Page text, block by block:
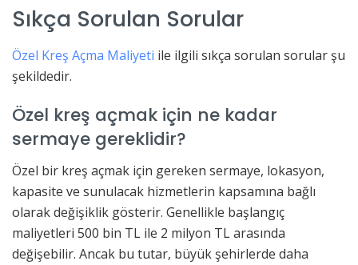
Sıkça Sorulan Sorular
Özel Kreş Açma Maliyeti ile ilgili sıkça sorulan sorular şu
şekildedir.
Özel kreş açmak için ne kadar
sermaye gereklidir?
Özel bir kreş açmak için gereken sermaye, lokasyon,
kapasite ve sunulacak hizmetlerin kapsamına bağlı
olarak değişiklik gösterir. Genellikle başlangıç
maliyetleri 500 bin TL ile 2 milyon TL arasında
değişebilir. Ancak bu tutar, büyük şehirlerde daha